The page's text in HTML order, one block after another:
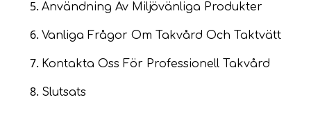
Användning Av Miljövänliga Produkter
Vanliga Frågor Om Takvård Och Taktvätt
Kontakta Oss För Professionell Takvård
Slutsats